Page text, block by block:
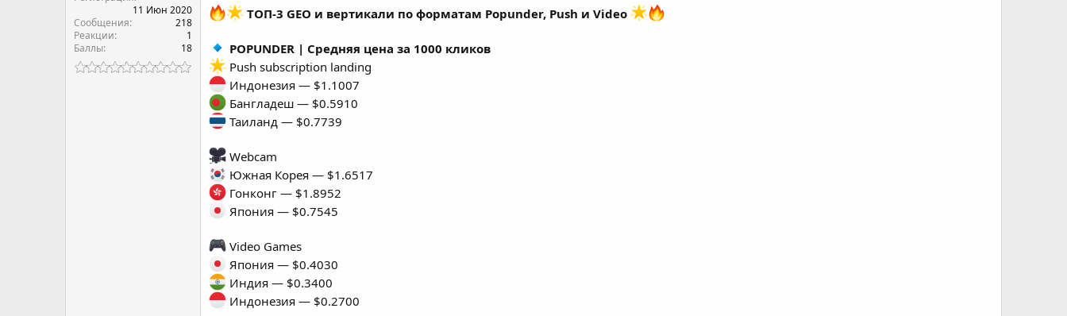
11 Июн 2020
Сообщения
218
Реакции
1
Баллы
18
ТОП-3 GEO и вертикали по форматам Popunder, Push и Video
POPUNDER | Средняя цена за 1000 кликов
Push subscription landing
Индонезия — $1.1007
Бангладеш — $0.5910
Таиланд — $0.7739
Webcam
Южная Корея — $1.6517
Гонконг — $1.8952
Япония — $0.7545
Video Games
Япония — $0.4030
Индия — $0.3400
Индонезия — $0.2700